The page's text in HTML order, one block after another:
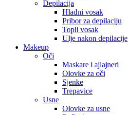
Depilacija
Hladni vosak
Pribor za depilaciju
Topli vosak
Ulje nakon depilacije
Makeup
Oči
Maskare i ajlajneri
Olovke za oči
Sjenke
Trepavice
Usne
Olovke za usne